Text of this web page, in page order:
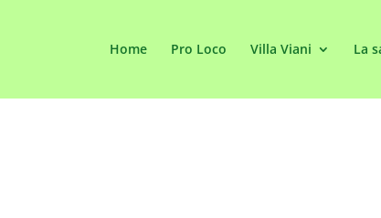
Home Pro Loco Villa Viani La